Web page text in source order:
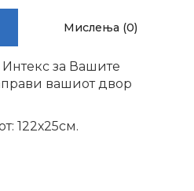
Мислења (0)
за Вашите
вашиот двор
122х25см.